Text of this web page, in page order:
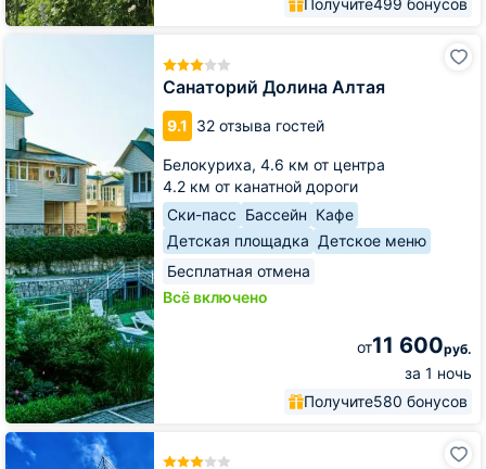
Получите499 бонусов
Санаторий Долина Алтая
9.1 32 отзыва гостей
Белокуриха, 4.6 км от центра
4.2 км от канатной дороги
Ски-пасс Бассейн Кафе
Детская площадка Детское меню
Бесплатная отмена
Всё включено
от11 600руб.
за 1 ночь
Получите580 бонусов
Алтая
Санаторий
Аврора